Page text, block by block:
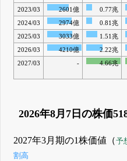
2023/03
2601億 0.77兆
2024/03
2974億 0.81兆
2025/03
3033億 1.51兆
2026/03
4210億 2.22兆
2027/03
- 4.66兆
2026年8月7日の株価
2027年3月期の1株価値（予
割高